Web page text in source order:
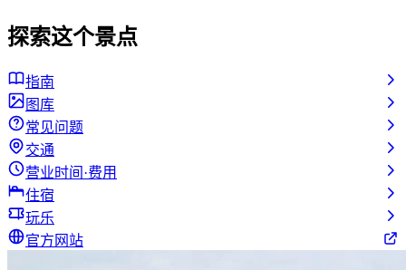
探索这个景点
指南
图库
常见问题
交通
营业时间·费用
住宿
玩乐
官方网站